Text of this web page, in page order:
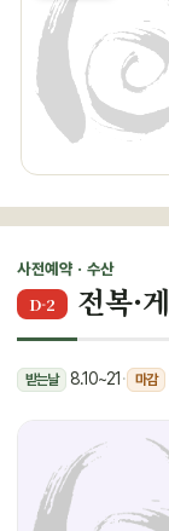
사전예약 · 수산
D-2 전복·
받는날 8.10~21 · 마감